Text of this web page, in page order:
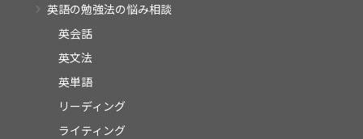
英語の勉強法の悩み相談
英会話
英文法
英単語
リーディング
ライティング